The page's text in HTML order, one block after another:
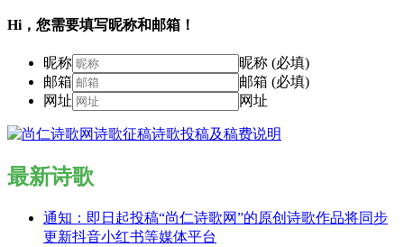
Hi，您需要填写昵称和邮箱！
昵称
昵称 (必填)
邮箱
邮箱 (必填)
网址
网址
最新诗歌
通知：即日起投稿“尚仁诗歌网”的原创诗歌作品将同步
更新抖音小红书等媒体平台